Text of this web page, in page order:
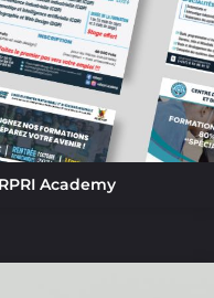
Academy